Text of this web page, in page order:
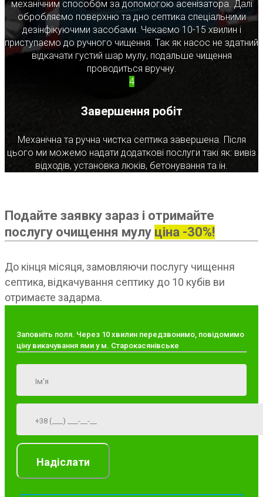
механічним способом за допомогою асенізатора. Далі
обробляємо поверхню та дно септика спеціальними
дезінфікуючими засобами. Чекаємо 10-15 хвилин і
приступаємо до ручного чищення. Так як насос не здатний
відкачати густий шар мулу, подальше чищення
проводиться вручну.
4
Завершення робіт
Механічна та ручна чистка септика завершена. Після
цього ми можемо надати додаткові послуги такі як: вивіз
відходів, установка люків, бетонування та ін.
Подайте заявку зараз і отримайте
послугу очищення мулу ціна -30%!
До кінця місяця, замовляючи послугу чищення
септика, відкачування септику до 10 кубів ви
отримаєте задарма.
Заповніть поля. Через 10 хвилин передзвонимо, повідомимо
ціну викачування ями у м. Старокасянівське